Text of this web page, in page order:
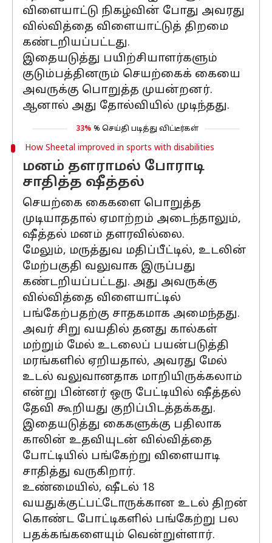
விளையாட்டு நிகழ்வின் போது அவரது
வில்வித்தை விளையாட்டுத் திறமை
கண்டறியப்பட்டது.
இதையடுத்து பயிற்சியாளர்களும்
குடும்பத்தினரும் செயற்கைக் கையை
அவருக்கு பொறுத்த முயன்றனர்.
ஆனால் அது தோல்வியில் முடிந்தது.
33% % செய்தி படித்து விட்டீர்கள்
How Sheetal improved in sports with disabilities
மனம் தளராமல் போராடி
சாதித்த ஷீத்தல்
செயற்கை கைகளை பொறுத்த
முடியாததால் ஏமாற்றம் அடைந்தாலும்,
ஷீத்தல் மனம் தளரவில்லை.
மேலும், மருத்துவ மதிப்பீட்டில், உடலின்
மேற்பகுதி வலுவாக இருப்பது
கண்டறியப்பட்டது. அது அவருக்கு
வில்வித்தை விளையாட்டில்
பங்கேற்பதற்கு சாதகமாக அமைந்தது.
அவர் சிறு வயதில் தனது கால்கள்
மற்றும் மேல் உடலைப் பயன்படுத்தி
மரங்களில் ஏறியதால், அவரது மேல்
உடல் வலுவானதாக மாறியிருக்கலாம்
என்று பின்னர் ஒரு பேட்டியில் ஷீத்தல்
தேவி கூறியது குறிப்பிடத்தக்கது.
இதையடுத்து கைகளுக்கு பதிலாக
காலின் உதவியுடன் வில்வித்தை
போட்டியில் பங்கேற்று விளையாடி
சாதித்து வருகிறார்.
உண்மையில், ஷீடல் 18
வயதுக்குட்பட்டோருக்கான உடல் திறன்
கொண்ட போட்டிகளில் பங்கேற்று பல
பதக்கங்களையும் வென்றுள்ளார்.